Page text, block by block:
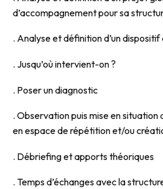
d’accompagnement pour sa
. Analyse et définition d’un
. Jusqu’où intervient-on ?
. Poser un diagnostic
. Observation puis mise en situation
en espace de répétition et/ou
. Débriefing et apports théoriques
. Temps d’échanges avec la